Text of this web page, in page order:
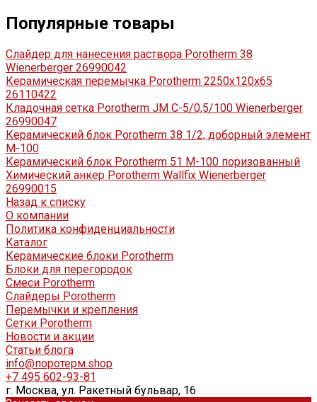
Популярные товары
Слайдер для нанесения раствора Porotherm 38
Wienerberger 26990042
Керамическая перемычка Porotherm 2250х120х65
26110422
Кладочная сетка Porotherm JM C-5/0,5/100 Wienerberger
26990047
Керамический блок Porotherm 38 1/2, доборный элемент
М-100
Керамический блок Porotherm 51 М-100 поризованный
Химический анкер Porotherm Wallfix Wienerberger
26990015
Назад к списку
О компании
Политика конфиденциальности
Каталог
Керамические блоки Porotherm
Блоки для перегородок
Смеси Porotherm
Слайдеры Porotherm
Перемычки и крепления
Сетки Porotherm
Новости и акции
Статьи блога
info@поротерм.shop
+7 495 602-93-81
г. Москва, ул. Ракетный бульвар, 16